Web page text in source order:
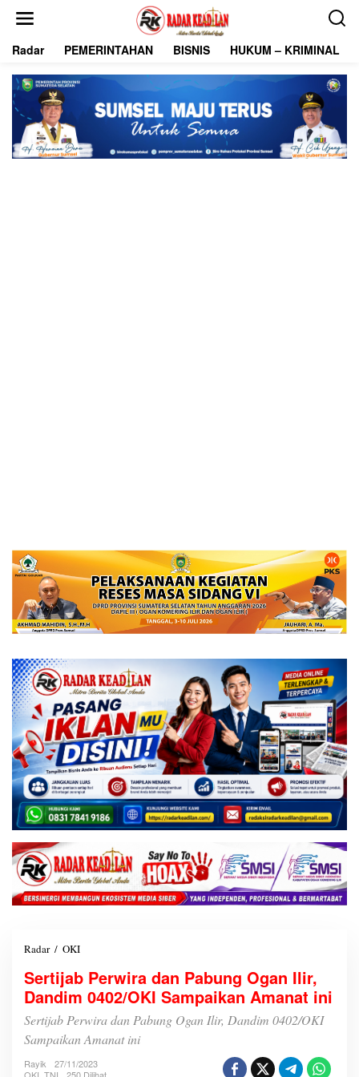
Radar PEMERINTAHAN BISNIS HUKUM – KRIMINAL
Radar / OKI
r
t
i
j
P
Sertijab Perwira dan Pabung Ogan Ilir,
Dandim 0402/OKI Sampaikan Amanat ini
Sertijab Perwira dan Pabung Ogan Ilir, Dandim 0402/OKI
Sampaikan Amanat ini
Rayik
27/11/2023